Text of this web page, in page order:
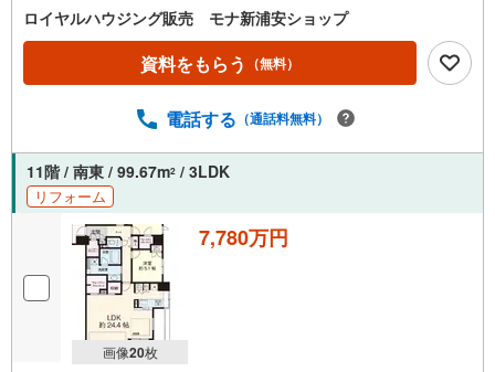
ロイヤルハウジング販売 モナ新浦安ショップ
資料をもらう （無料）
電話する （通話料無料）
11階 / 南東 / 99.67m2 / 3LDK
リフォーム
画像20枚
7,780万円